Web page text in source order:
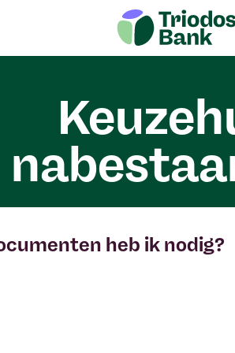
heb ik nodig?